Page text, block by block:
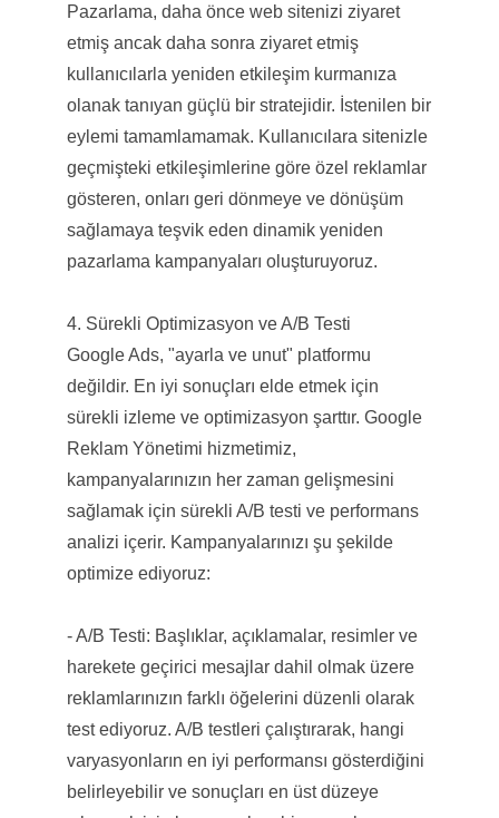
Pazarlama, daha önce web sitenizi ziyaret
etmiş ancak daha sonra ziyaret etmiş
kullanıcılarla yeniden etkileşim kurmanıza
olanak tanıyan güçlü bir stratejidir. İstenilen bir
eylemi tamamlamamak. Kullanıcılara sitenizle
geçmişteki etkileşimlerine göre özel reklamlar
gösteren, onları geri dönmeye ve dönüşüm
sağlamaya teşvik eden dinamik yeniden
pazarlama kampanyaları oluşturuyoruz.
4. Sürekli Optimizasyon ve A/B Testi
Google Ads, "ayarla ve unut" platformu
değildir. En iyi sonuçları elde etmek için
sürekli izleme ve optimizasyon şarttır. Google
Reklam Yönetimi hizmetimiz,
kampanyalarınızın her zaman gelişmesini
sağlamak için sürekli A/B testi ve performans
analizi içerir. Kampanyalarınızı şu şekilde
optimize ediyoruz:
- A/B Testi: Başlıklar, açıklamalar, resimler ve
harekete geçirici mesajlar dahil olmak üzere
reklamlarınızın farklı öğelerini düzenli olarak
test ediyoruz. A/B testleri çalıştırarak, hangi
varyasyonların en iyi performansı gösterdiğini
belirleyebilir ve sonuçları en üst düzeye